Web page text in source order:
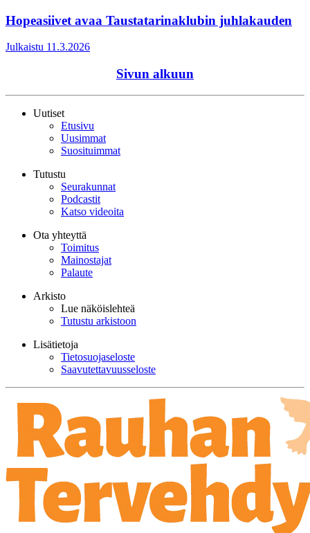
Hopeasiivet avaa Taustatarinaklubin juhlakauden
Julkaistu 11.3.2026
Sivun alkuun
Uutiset
Etusivu
Uusimmat
Suosituimmat
Tutustu
Seurakunnat
Podcastit
Katso videoita
Ota yhteyttä
Toimitus
Mainostajat
Palaute
Arkisto
Lue näköislehteä
Tutustu arkistoon
Lisätietoja
Tietosuojaseloste
Saavutettavuusseloste